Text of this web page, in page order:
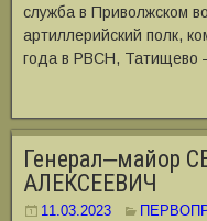
служба в Приволжском
артиллерийский полк,
года в РВСН, Татищево
Генерал‒майор
АЛЕКСЕЕВИЧ
11.03.2023